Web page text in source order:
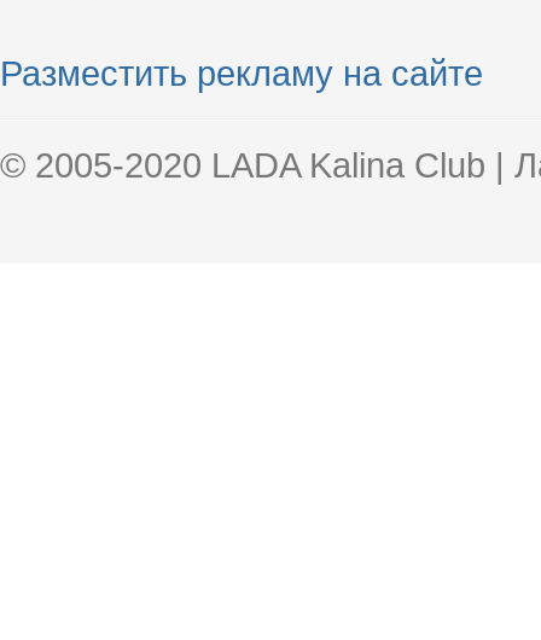
Разместить рекламу на сайте
© 2005-2020 LADA Kalina Club |